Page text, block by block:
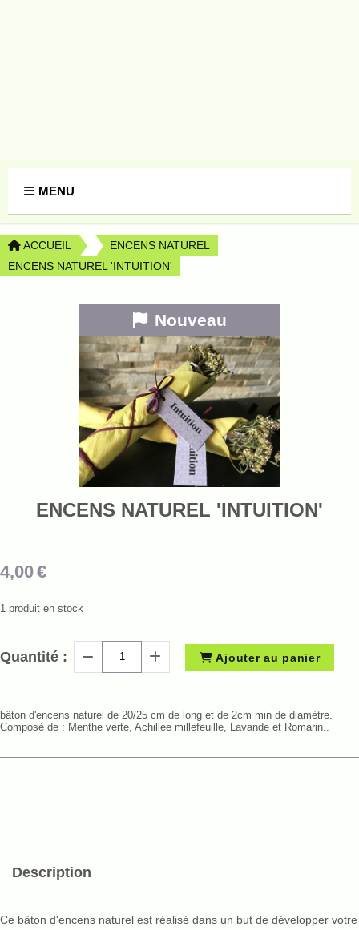
MENU
ACCUEIL
ENCENS NATUREL
ENCENS NATUREL 'INTUITION'
Nouveau
ENCENS NATUREL 'INTUITION'
4,00€
1 produit en stock
Quantité : Ajouter au panier
bâton d'encens naturel de 20/25 cm de long et de 2cm min de diamètre.
Composé de : Menthe verte, Achillée millefeuille, Lavande et Romarin..
Description
Ce bâton d'encens naturel est réalisé dans un but de développer votre